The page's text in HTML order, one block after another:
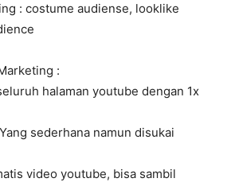
: costume audiense, looklike
:
halaman youtube dengan 1x
sederhana namun disukai
video youtube, bisa sambil